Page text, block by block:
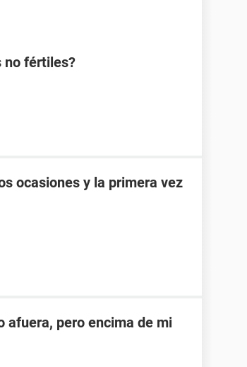
no fértiles?
ocasiones y la primera vez
afuera, pero encima de mi